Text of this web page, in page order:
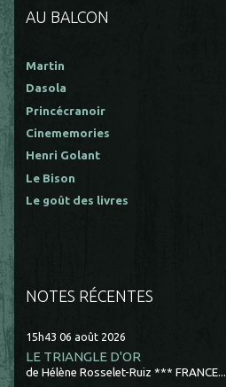
AU BALCON
Martin
Dasola
Princécranoir
Cinememories
Henri Golant
Le Bison
Le goût des livres
NOTES RÉCENTES
15h43 06 août 2026
LE TRIANGLE D'OR
de Hélène Rosselet-Ruiz *** FRANCE...